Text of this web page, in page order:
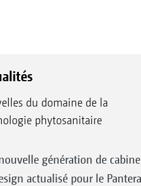
du domaine de la
phytosanitaire
génération de
actualisé pour le Pantera